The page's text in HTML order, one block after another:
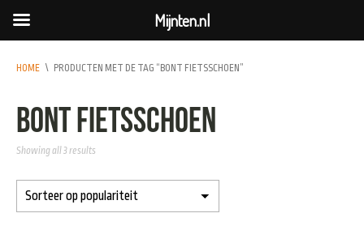
HOME \ PRODUCTEN MET DE TAG “BONT FIETSSCHOEN”
Bont Fietsschoen
Showing all 3 results
Mijnten.nl